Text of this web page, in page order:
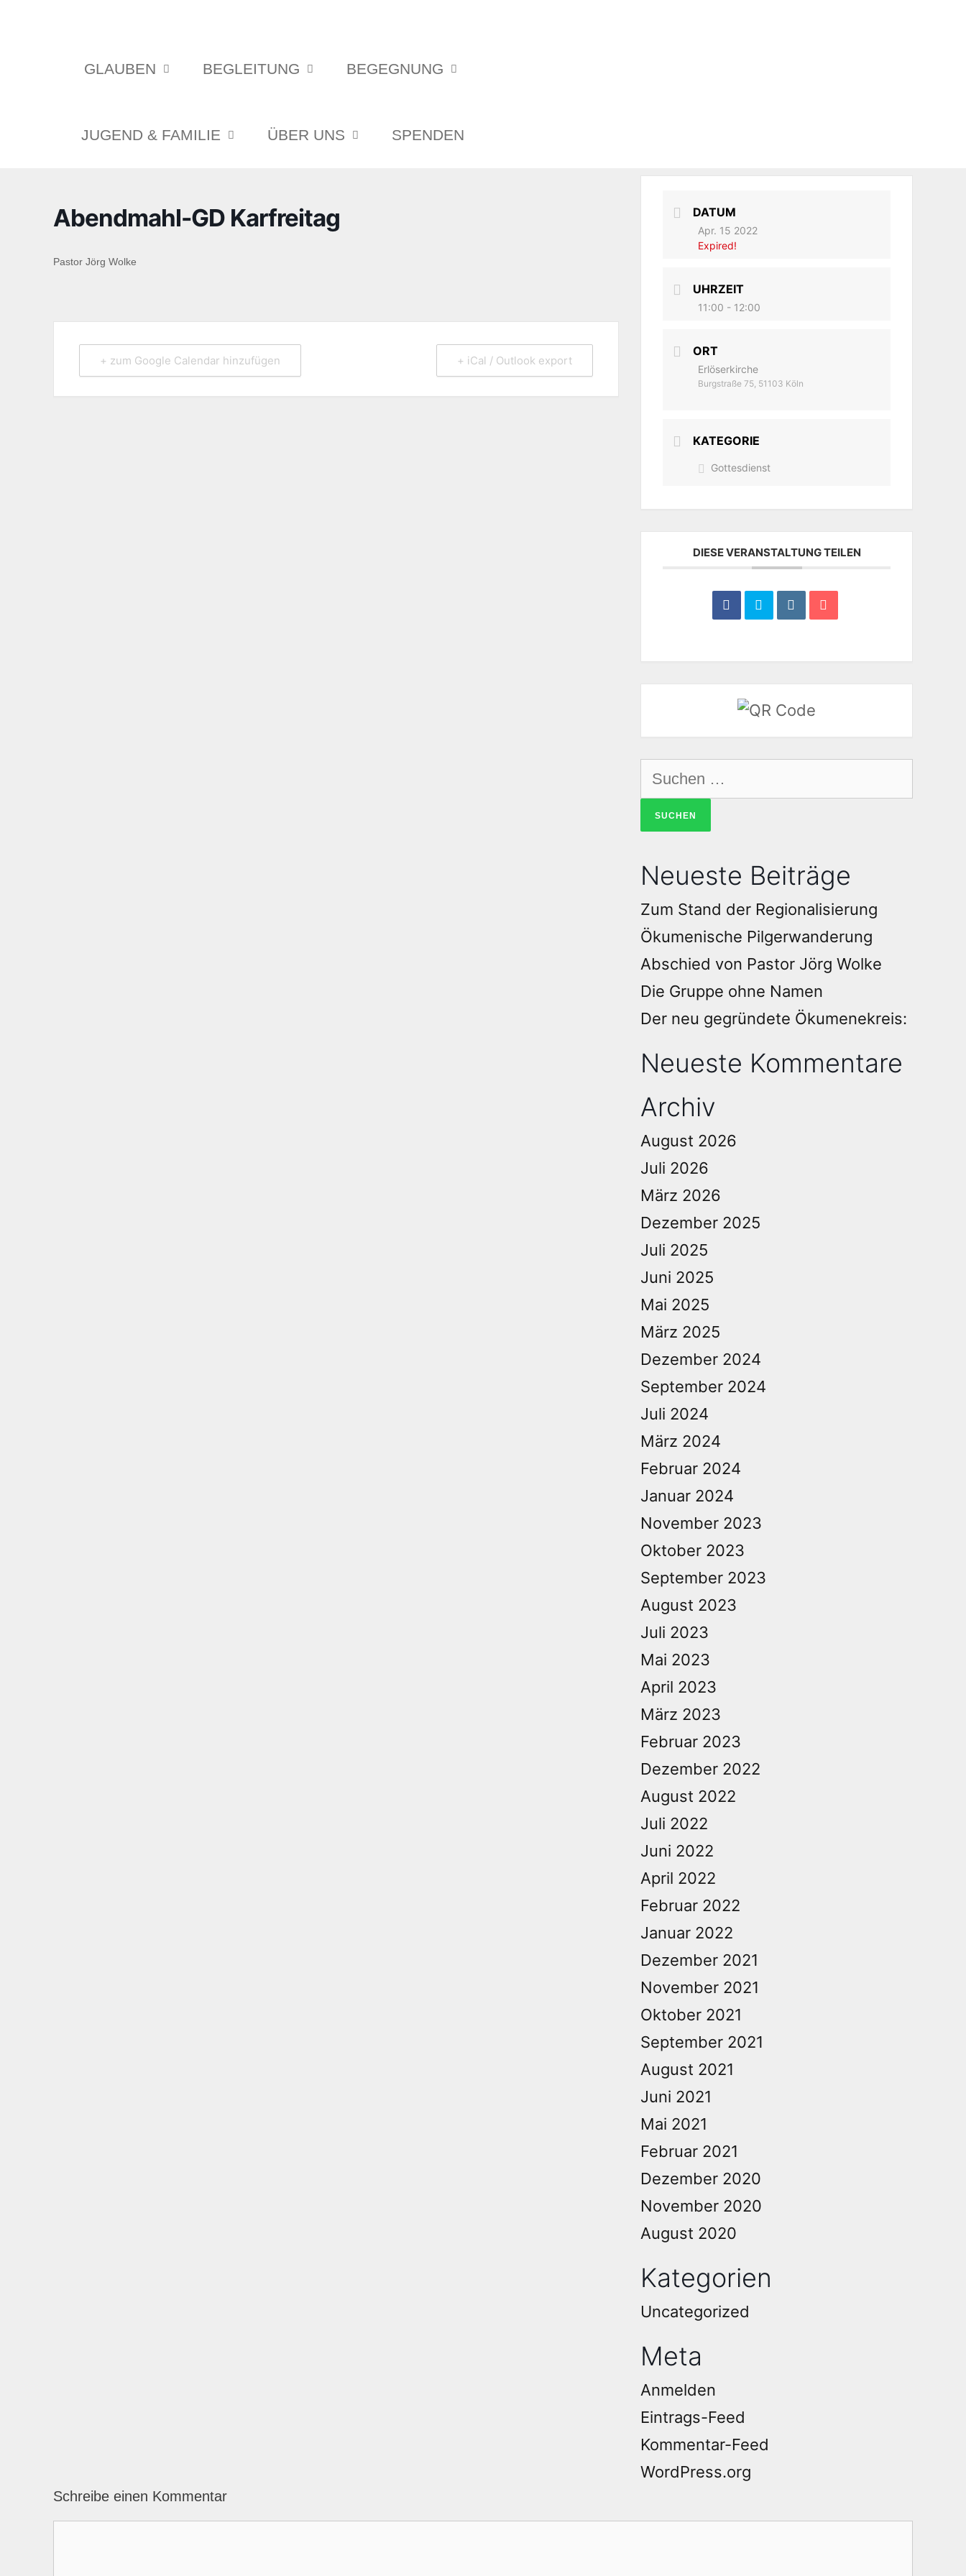
GLAUBEN BEGLEITUNG BEGEGNUNG
JUGEND & FAMILIE ÜBER UNS SPENDEN
Abendmahl-GD Karfreitag
Pastor Jörg Wolke
+ zum Google Calendar hinzufügen + iCal / Outlook export
DATUM
Apr. 15 2022
Expired!
UHRZEIT
11:00 - 12:00
ORT
Erlöserkirche
Burgstraße 75, 51103 Köln
KATEGORIE
Gottesdienst
DIESE VERANSTALTUNG TEILEN
Neueste Beiträge
Zum Stand der Regionalisierung
Ökumenische Pilgerwanderung
Abschied von Pastor Jörg Wolke
Die Gruppe ohne Namen
Der neu gegründete Ökumenekreis:
Neueste Kommentare
Archiv
August 2026
Juli 2026
März 2026
Dezember 2025
Juli 2025
Juni 2025
Mai 2025
März 2025
Dezember 2024
September 2024
Juli 2024
März 2024
Februar 2024
Januar 2024
November 2023
Oktober 2023
September 2023
August 2023
Juli 2023
Mai 2023
April 2023
März 2023
Februar 2023
Dezember 2022
August 2022
Juli 2022
Juni 2022
April 2022
Februar 2022
Januar 2022
Dezember 2021
November 2021
Oktober 2021
September 2021
August 2021
Juni 2021
Mai 2021
Februar 2021
Dezember 2020
November 2020
August 2020
Kategorien
Uncategorized
Meta
Anmelden
Eintrags-Feed
Kommentar-Feed
WordPress.org
Schreibe einen Kommentar